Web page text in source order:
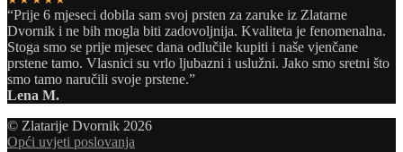
“Prije 6 mjeseci dobila sam svoj prsten za zaruke iz Zlatarne
Dvornik i ne bih mogla biti zadovoljnija. Kvaliteta je fenomenalna.
Stoga smo se prije mjesec dana odlučile kupiti i naše vjenčane
prstene tamo. Vlasnici su vrlo ljubazni i uslužni. Jako smo sretni što
smo tamo naručili svoje prstene.”
Lena M.
© Zlatarije Dvornik 2026
Opći uvjeti poslovanja